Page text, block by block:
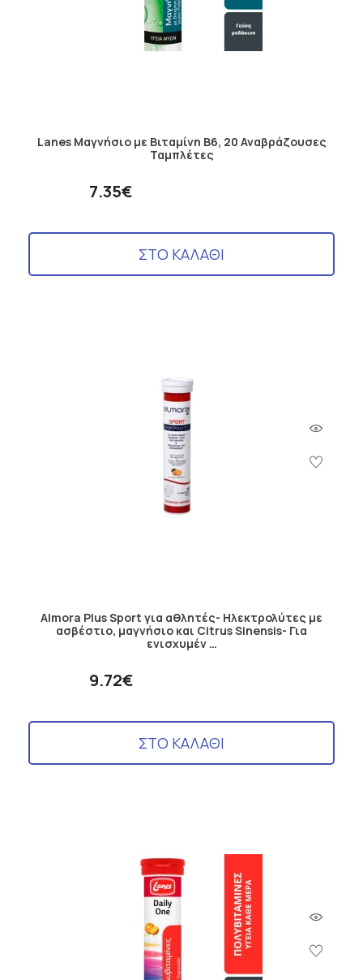
Lanes Μαγνήσιο µε Βιταμίνη B6, 20 Αναβράζουσες
Ταμπλέτες
7.35€
ΣΤΟ ΚΑΛΑΘΙ
Almora Plus Sport για αθλητές- Ηλεκτρολύτες με
ασβέστιο, μαγνήσιο και Citrus Sinensis- Για
ενισχυμέν …
9.72€
ΣΤΟ ΚΑΛΑΘΙ